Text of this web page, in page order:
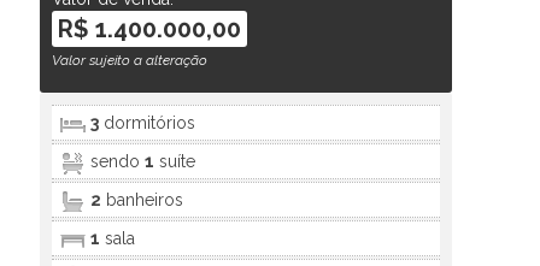
R$ 1.400.000,00
Valor sujeito a alteração
3 dormitórios
sendo1 suíte
2 banheiros
1 sala